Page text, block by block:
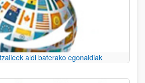
aldi baterako egonaldiak